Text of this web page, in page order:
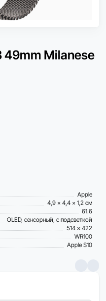
49mm Milanese
Apple
4,9 x 4,4 x 1,2 см
61.6
OLED, сенсорный, с подсветкой
514 x 422
WR100
Apple S10